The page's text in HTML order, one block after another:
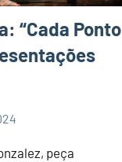
“Cada Ponto
peça